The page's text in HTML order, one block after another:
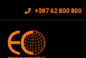
+387 62 800 800